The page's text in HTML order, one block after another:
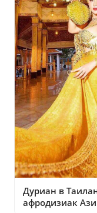
Дуриан в
афродизиак